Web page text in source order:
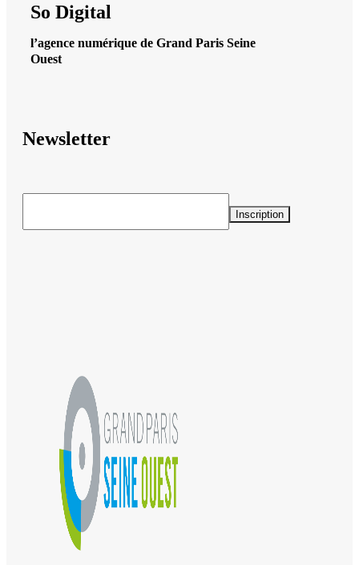
So Digital
l’agence numérique de Grand Paris Seine
Ouest
Newsletter